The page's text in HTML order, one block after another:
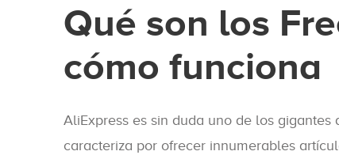
Qué son los
cómo funciona
AliExpress es sin duda uno de los
caracteriza por ofrecer innumerables